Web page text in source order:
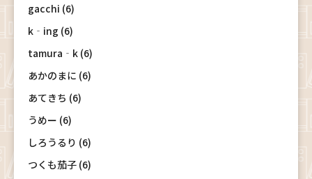
gacchi (6)
k‐ing (6)
tamura‐k (6)
あかのまに (6)
あてきち (6)
うめー (6)
しろうるり (6)
つくも茄子 (6)